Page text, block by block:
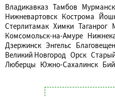
Владикавказ Тамбов Мурманск
Нижневартовск Кострома
Стерлитамак Химки Таганрог
Комсомольск-на-Амуре
Дзержинск Энгельс
Великий Новгород Орск
Люберцы Южно-Сахалинск